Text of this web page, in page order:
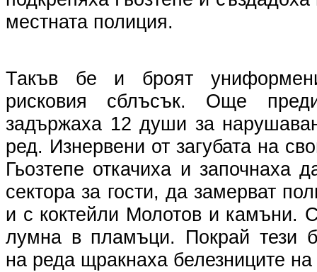
местната полиция.
Такъв бе и броят
рисковия сблъсък. Още
задържаха 12 души за
ред. Изнервени от загубата на
Гьозтепе откачиха и започнаха
сектора за гости, да замерват
и с коктейли Молотов и камъни.
лумна в пламъци. Покрай тези
на реда щракнаха белезниците